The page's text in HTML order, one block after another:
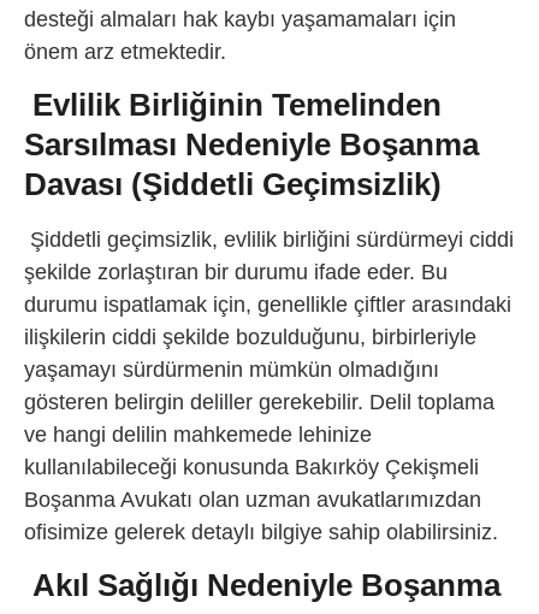
desteği almaları hak kaybı yaşamamaları için
önem arz etmektedir.
Evlilik Birliğinin Temelinden
Sarsılması Nedeniyle Boşanma
Davası (Şiddetli Geçimsizlik)
Şiddetli geçimsizlik, evlilik birliğini sürdürmeyi ciddi
şekilde zorlaştıran bir durumu ifade eder. Bu
durumu ispatlamak için, genellikle çiftler arasındaki
ilişkilerin ciddi şekilde bozulduğunu, birbirleriyle
yaşamayı sürdürmenin mümkün olmadığını
gösteren belirgin deliller gerekebilir. Delil toplama
ve hangi delilin mahkemede lehinize
kullanılabileceği konusunda Bakırköy Çekişmeli
Boşanma Avukatı olan uzman avukatlarımızdan
ofisimize gelerek detaylı bilgiye sahip olabilirsiniz.
Akıl Sağlığı Nedeniyle Boşanma